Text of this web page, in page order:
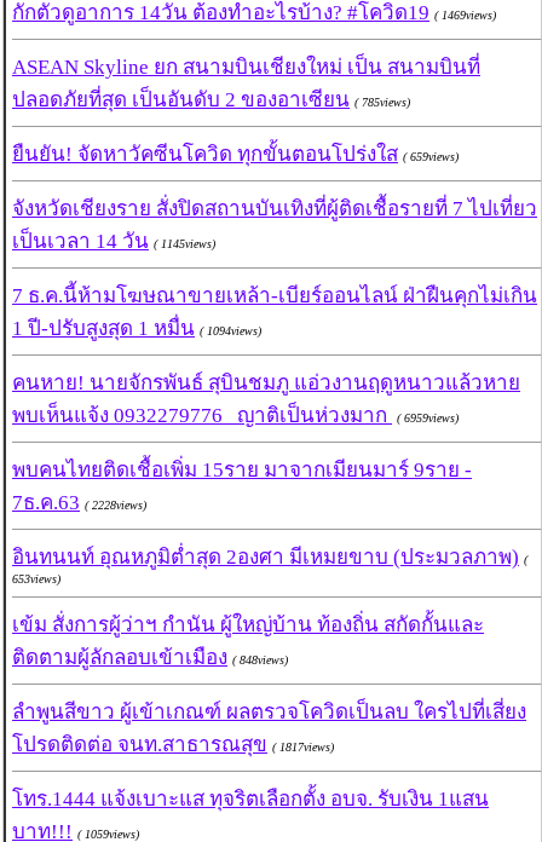
กักตัวดูอาการ 14วัน ต้องทำอะไรบ้าง? #โควิด19 ( 1469views)
ASEAN Skyline ยก สนามบินเชียงใหม่ เป็น สนามบินที่
ปลอดภัยที่สุด เป็นอันดับ 2 ของอาเซียน ( 785views)
ยืนยัน! จัดหาวัคซีนโควิด ทุกขั้นตอนโปร่งใส ( 659views)
จังหวัดเชียงราย สั่งปิดสถานบันเทิงที่ผู้ติดเชื้อรายที่ 7 ไปเที่ยว
เป็นเวลา 14 วัน ( 1145views)
7 ธ.ค.นี้ห้ามโฆษณาขายเหล้า-เบียร์ออนไลน์ ฝ่าฝืนคุกไม่เกิน
1 ปี-ปรับสูงสุด 1 หมื่น ( 1094views)
คนหาย! นายจักรพันธ์ สุบินชมภู แอ่วงานฤดูหนาวแล้วหาย
พบเห็นแจ้ง 0932279776 ญาติเป็นห่วงมาก
( 6959views)
พบคนไทยติดเชื้อเพิ่ม 15ราย มาจากเมียนมาร์ 9ราย -
7ธ.ค.63 ( 2228views)
อินทนนท์ อุณหภูมิต่ำสุด 2องศา มีเหมยขาบ (ประมวลภาพ) (
653views)
เข้ม สั่งการผู้ว่าฯ กำนัน ผู้ใหญ่บ้าน ท้องถิ่น สกัดกั้นและ
ติดตามผู้ลักลอบเข้าเมือง ( 848views)
ลำพูนสีขาว ผู้เข้าเกณฑ์ ผลตรวจโควิดเป็นลบ ใครไปที่เสี่ยง
โปรดติดต่อ จนท.สาธารณสุข ( 1817views)
โทร.1444 แจ้งเบาะแส ทุจริตเลือกตั้ง อบจ. รับเงิน 1แสน
บาท!!! ( 1059views)